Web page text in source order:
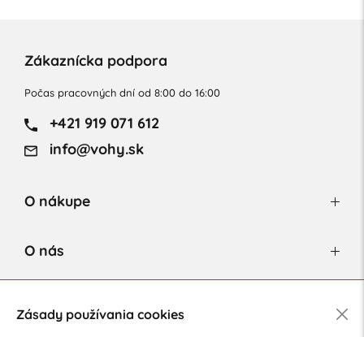
Zákaznícka podpora
Počas pracovných dní od 8:00 do 16:00
+421 919 071 612
info@vohy.sk
O nákupe
O nás
Zásady používania cookies